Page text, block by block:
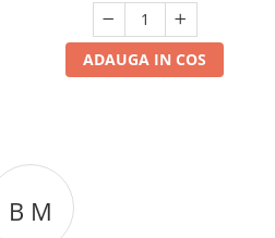
ADAUGA IN COS
B M